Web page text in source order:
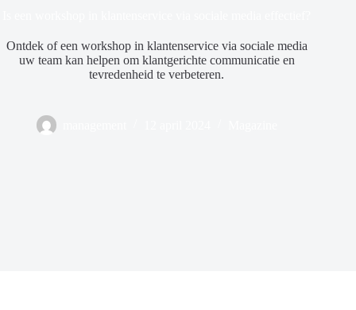
Ontdek of een workshop in klantenservice via sociale media
uw team kan helpen om klantgerichte communicatie en
tevredenheid te verbeteren.